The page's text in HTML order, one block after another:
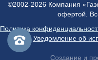
©2002-2026 Компания
офертой.
Политика
Уведомление об
Создание и